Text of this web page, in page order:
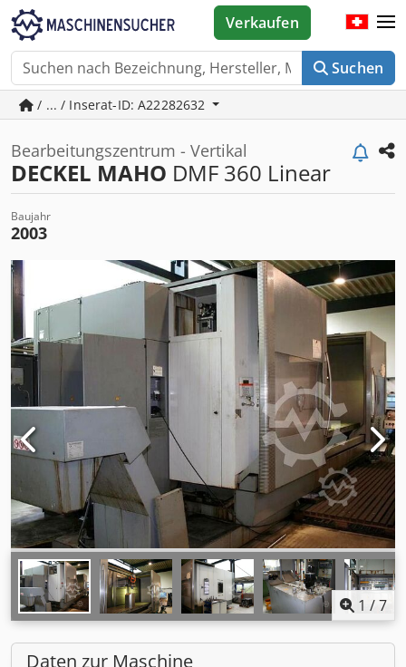
Suchen
Verkaufen
/ ... / Inserat-ID: A22282632
Bearbeitungszentrum - Vertikal
DECKEL MAHO DMF 360 Linear
Baujahr
2003
1 /7
Daten zur Maschine